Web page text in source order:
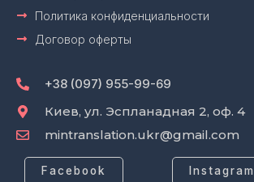
Политика конфиденциальности
Договор оферты
+38 (097) 955-99-69
Киев, ул. Эспланадная 2, оф. 4
mintranslation.ukr@gmail.com
Facebook Instagram